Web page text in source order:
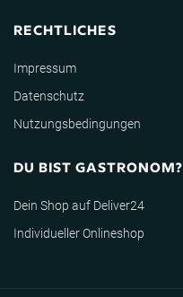
RECHTLICHES
Impressum
Datenschutz
Nutzungsbedingungen
DU BIST GASTRONOM?
Dein Shop auf Deliver24
Individueller Onlineshop